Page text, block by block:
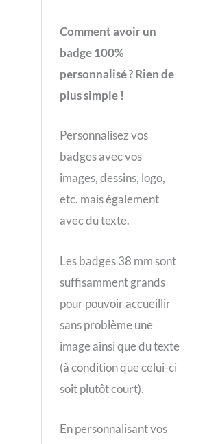
Comment avoir un
badge 100%
personnalisé ? Rien de
plus simple !
Personnalisez vos
badges avec vos
images, dessins, logo,
etc. mais également
avec du texte.
Les badges 38 mm sont
suffisamment grands
pour pouvoir accueillir
sans problème une
image ainsi que du texte
(à condition que celui-ci
soit plutôt court).
En personnalisant vos